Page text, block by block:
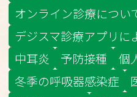
オンライン診療につい
デジスマ診療アプリに
中耳炎
予防接種
個
冬季の呼吸器感染症